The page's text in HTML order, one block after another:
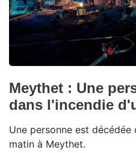
Meythet : Une
dans l'incendie
Une personne est
matin à Meythet.